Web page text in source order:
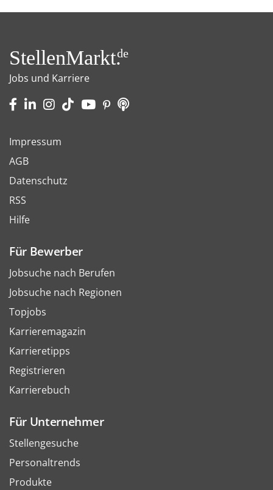
StellenMarkt.de
Jobs und Karriere
Impressum
AGB
Datenschutz
RSS
Hilfe
Für Bewerber
Jobsuche nach Berufen
Jobsuche nach Regionen
Topjobs
Karrieremagazin
Karrieretipps
Registrieren
Karrierebuch
Für Unternehmer
Stellengesuche
Personaltrends
Produkte